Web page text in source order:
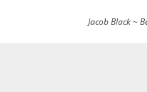
Jacob Black ~